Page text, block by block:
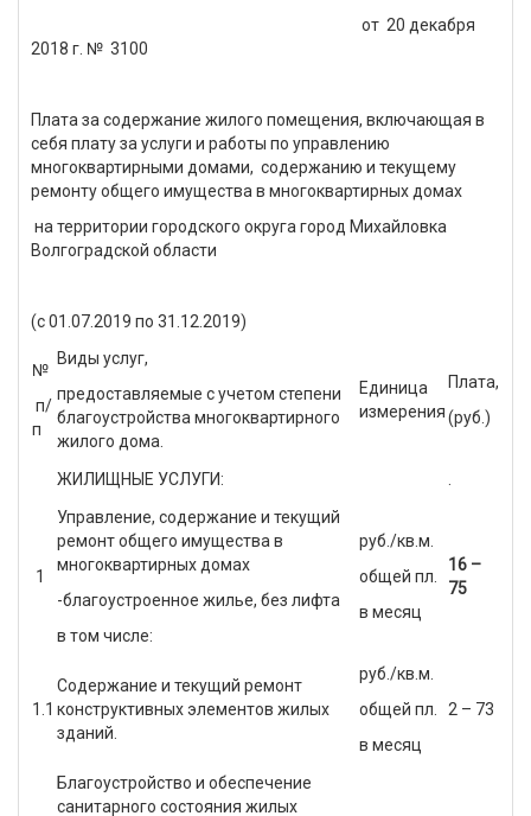
от 20 декабря
2018 г. № 3100
Плата за содержание жилого помещения, включающая в
себя плату за услуги и работы по управлению
многоквартирными домами, содержанию и текущему
ремонту общего имущества в многоквартирных домах
на территории городского округа город Михайловка
Волгоградской области
(с 01.07.2019 по 31.12.2019)
№
п/
п
Виды услуг,
предоставляемые с учетом степени
благоустройства многоквартирного
жилого дома.
Единица
измерения
Плата,
(руб.)
ЖИЛИЩНЫЕ УСЛУГИ:
1
Управление, содержание и текущий
ремонт общего имущества в
многоквартирных домах
-благоустроенное жилье, без лифта
в том числе:
руб./кв.м.
общей пл.
в месяц
16 –
75
1.1
Содержание и текущий ремонт
конструктивных элементов жилых
зданий.
руб./кв.м.
общей пл.
в месяц
2 – 73
Благоустройство и обеспечение
санитарного состояния жилых